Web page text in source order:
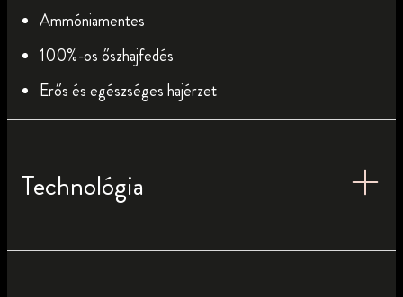
Ammóniamentes
100%-os őszhajfedés
Erős és egészséges hajérzet
Technológia